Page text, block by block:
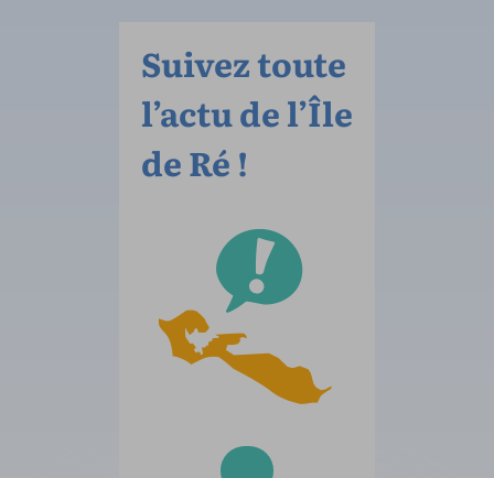
Suivez toute
l’actu de l’Île
de Ré !